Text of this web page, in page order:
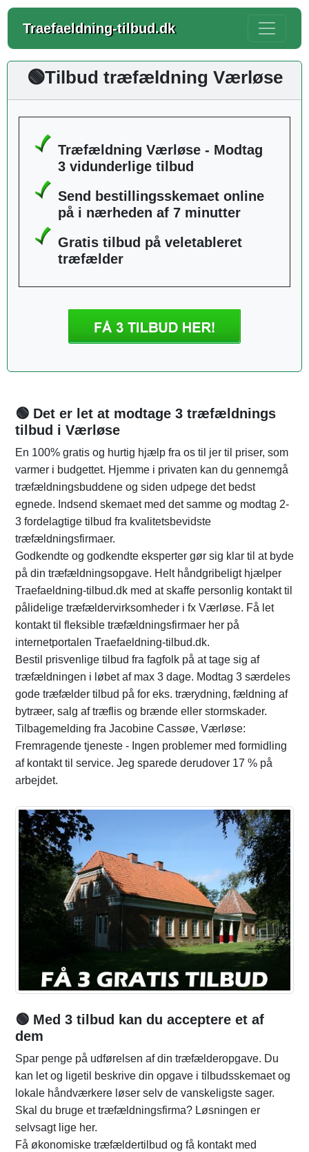
Traefaeldning-tilbud.dk
🟢Tilbud træfældning Værløse
Træfældning Værløse - Modtag
3 vidunderlige tilbud
Send bestillingsskemaet online
på i nærheden af 7 minutter
Gratis tilbud på veletableret
træfælder
🟢 Det er let at modtage 3 træfældnings
tilbud i Værløse
En 100% gratis og hurtig hjælp fra os til jer til priser, som
varmer i budgettet. Hjemme i privaten kan du gennemgå
træfældningsbuddene og siden udpege det bedst
egnede. Indsend skemaet med det samme og modtag 2-
3 fordelagtige tilbud fra kvalitetsbevidste
træfældningsfirmaer.
Godkendte og godkendte eksperter gør sig klar til at byde
på din træfældningsopgave. Helt håndgribeligt hjælper
Traefaeldning-tilbud.dk med at skaffe personlig kontakt til
pålidelige træfældervirksomheder i fx Værløse. Få let
kontakt til fleksible træfældningsfirmaer her på
internetportalen Traefaeldning-tilbud.dk.
Bestil prisvenlige tilbud fra fagfolk på at tage sig af
træfældningen i løbet af max 3 dage. Modtag 3 særdeles
gode træfælder tilbud på for eks. trærydning, fældning af
bytræer, salg af træflis og brænde eller stormskader.
Tilbagemelding fra Jacobine Cassøe, Værløse:
Fremragende tjeneste - Ingen problemer med formidling
af kontakt til service. Jeg sparede derudover 17 % på
arbejdet.
🟢 Med 3 tilbud kan du acceptere et af
dem
Spar penge på udførelsen af din træfælderopgave. Du
kan let og ligetil beskrive din opgave i tilbudsskemaet og
lokale håndværkere løser selv de vanskeligste sager.
Skal du bruge et træfældningsfirma? Løsningen er
selvsagt lige her.
Få økonomiske træfældertilbud og få kontakt med